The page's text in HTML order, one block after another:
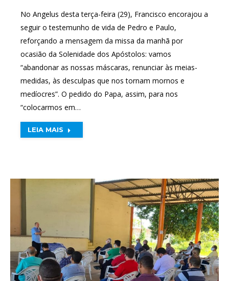
No Angelus desta terça-feira (29), Francisco encorajou a
seguir o testemunho de vida de Pedro e Paulo,
reforçando a mensagem da missa da manhã por
ocasião da Solenidade dos Apóstolos: vamos
“abandonar as nossas máscaras, renunciar às meias-
medidas, às desculpas que nos tornam mornos e
medíocres”. O pedido do Papa, assim, para nos
“colocarmos em…
LEIA MAIS